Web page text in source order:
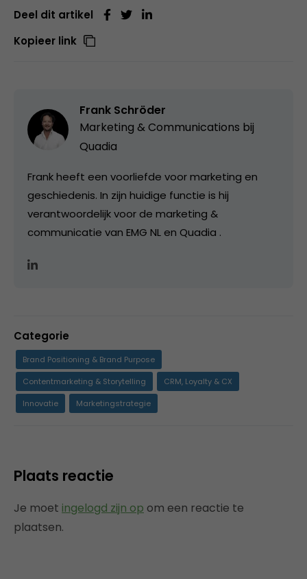
Deel dit artikel
Kopieer link
Frank Schröder
Marketing & Communications bij
Quadia
Frank heeft een voorliefde voor marketing en
geschiedenis. In zijn huidige functie is hij
verantwoordelijk voor de marketing &
communicatie van EMG NL en Quadia .
Categorie
Brand Positioning & Brand Purpose
Contentmarketing & Storytelling
CRM, Loyalty & CX
Innovatie
Marketingstrategie
Plaats reactie
Je moet ingelogd zijn op om een reactie te
plaatsen.